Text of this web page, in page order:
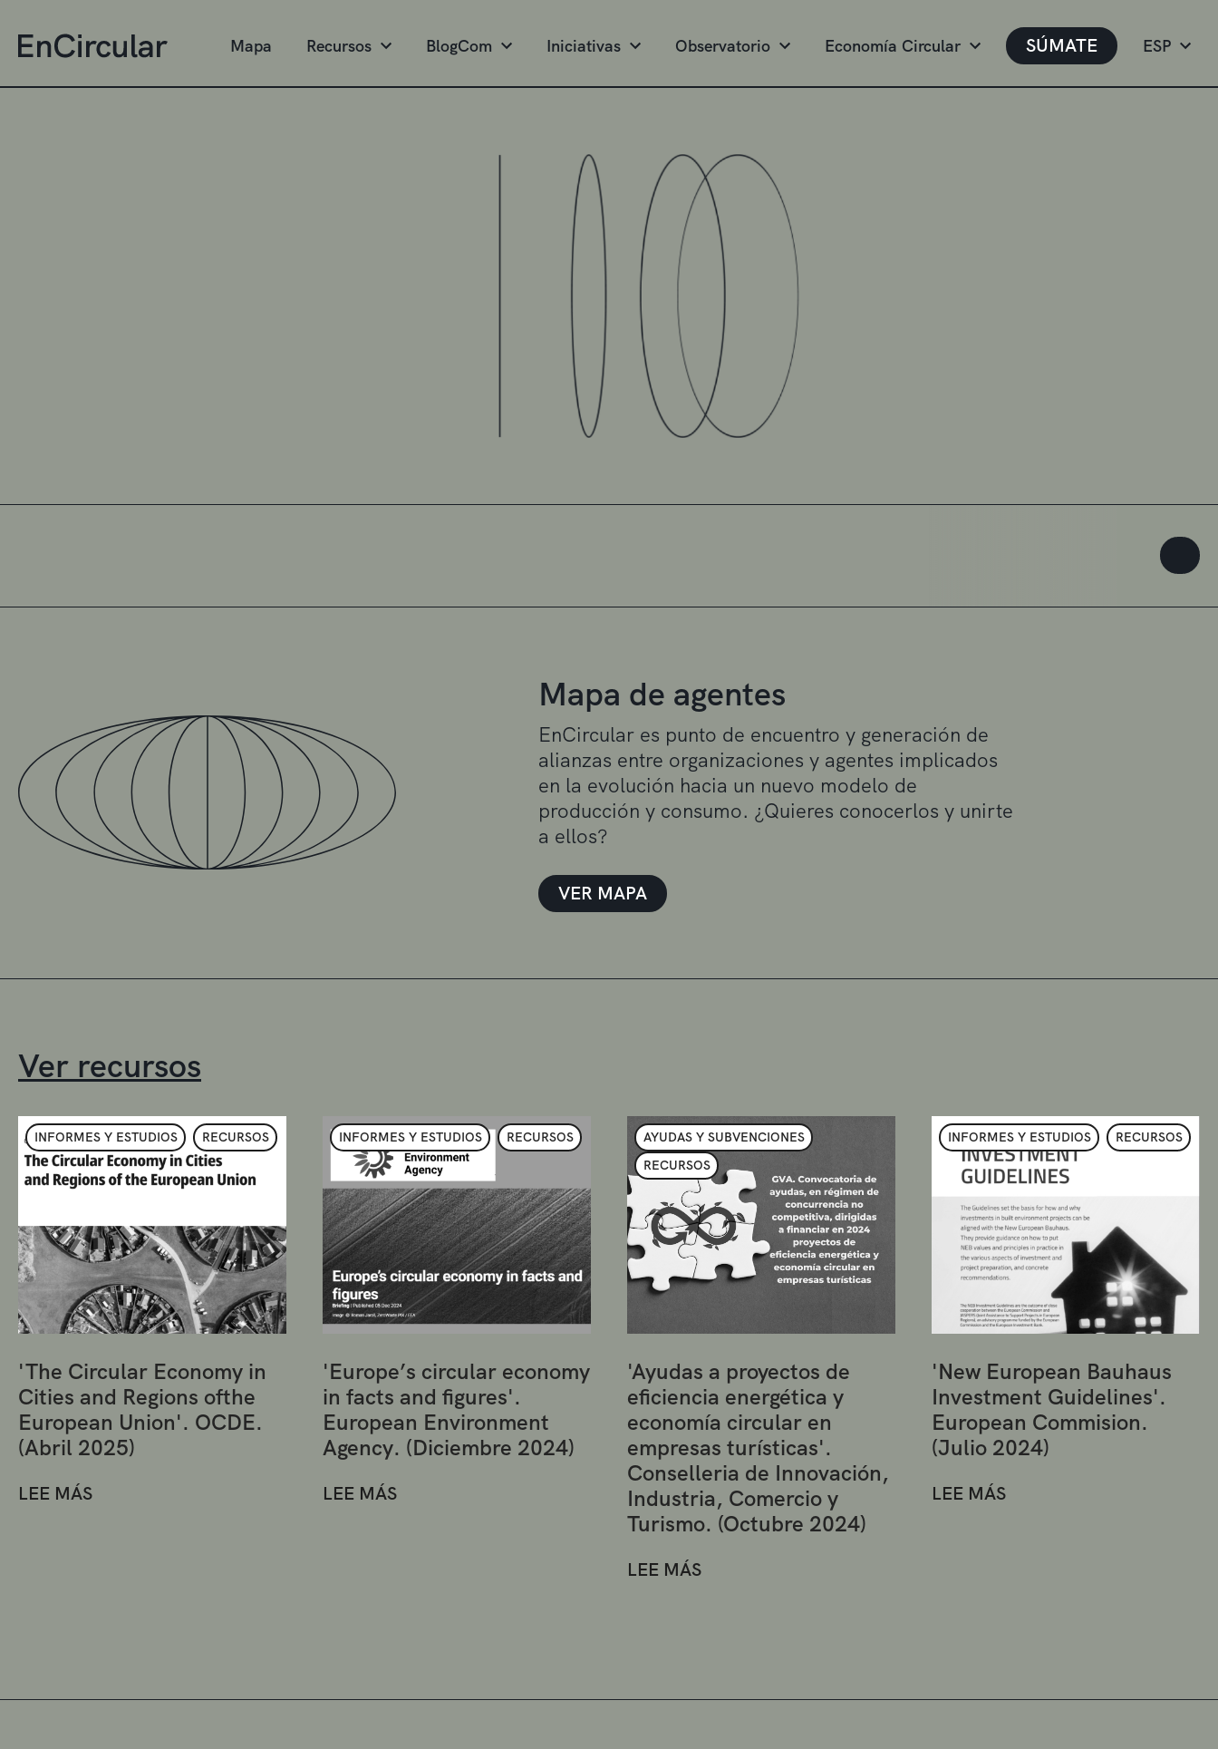
Mapa Recursos BlogCom Iniciativas Observatorio Economía Circular SÚMATE ESP
Mapa de agentes
EnCircular es punto de encuentro y generación de
alianzas entre organizaciones y agentes implicados
en la evolución hacia un nuevo modelo de
producción y consumo. ¿Quieres conocerlos y unirte
a ellos?
VER MAPA
Ver recursos
INFORMES Y ESTUDIOS RECURSOS
'The Circular Economy in
Cities and Regions ofthe
European Union'. OCDE.
(Abril 2025)
LEE MÁS
INFORMES Y ESTUDIOS RECURSOS
'Europe’s circular economy
in facts and figures'.
European Environment
Agency. (Diciembre 2024)
LEE MÁS
AYUDAS Y SUBVENCIONES
RECURSOS
'Ayudas a proyectos de
eficiencia energética y
economía circular en
empresas turísticas'.
Conselleria de Innovación,
Industria, Comercio y
Turismo. (Octubre 2024)
LEE MÁS
INFORMES Y ESTUDIOS RECURSOS
'New European Bauhaus
Investment Guidelines'.
European Commision.
(Julio 2024)
LEE MÁS